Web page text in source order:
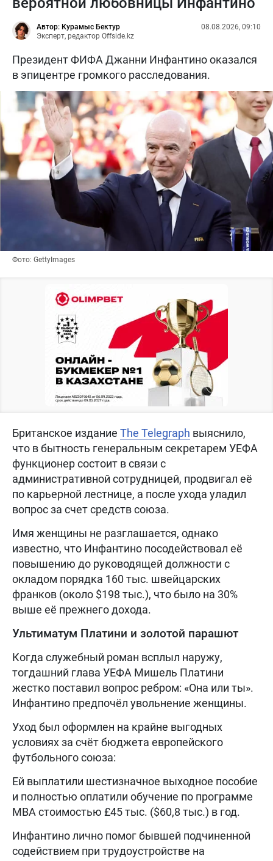
Автор: Курамыс Бектур
Эксперт, редактор Offside.kz
08.08.2026, 09:10
Президент ФИФА Джанни Инфантино оказался
в эпицентре громкого расследования.
Фото: GettyImages
Британское издание The Telegraph выяснило,
что в бытность генеральным секретарем УЕФА
функционер состоит в связи с
административной сотрудницей, продвигал её
по карьерной лестнице, а после ухода уладил
вопрос за счет средств союза.
Имя женщины не разглашается, однако
известно, что Инфантино посодействовал её
повышению до руководящей должности с
окладом порядка 160 тыс. швейцарских
франков (около $198 тыс.), что было на 30%
выше её прежнего дохода.
Ультиматум Платини и золотой парашют
Когда служебный роман всплыл наружу,
тогдашний глава УЕФА Мишель Платини
жестко поставил вопрос ребром: «Она или ты».
Инфантино предпочёл увольнение женщины.
Уход был оформлен на крайне выгодных
условиях за счёт бюджета европейского
футбольного союза:
Ей выплатили шестизначное выходное пособие
и полностью оплатили обучение по программе
MBA стоимостью £45 тыс. ($60,8 тыс.) в год.
Инфантино лично помог бывшей подчиненной
содействием при трудоустройстве на